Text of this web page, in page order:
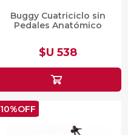
Buggy Cuatriciclo sin
Pedales Anatómico
$U 538
10%OFF